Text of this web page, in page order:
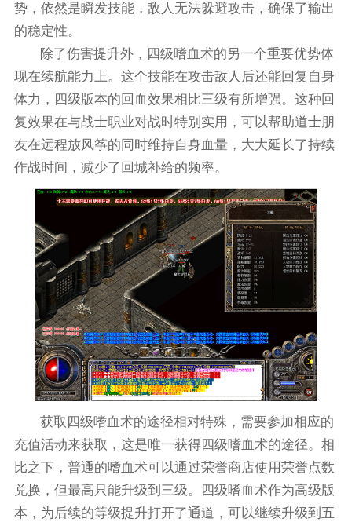
势，依然是瞬发技能，敌人无法躲避攻击，确保了输出
的稳定性。
除了伤害提升外，四级嗜血术的另一个重要优势体
现在续航能力上。这个技能在攻击敌人后还能回复自身
体力，四级版本的回血效果相比三级有所增强。这种回
复效果在与战士职业对战时特别实用，可以帮助道士朋
友在远程放风筝的同时维持自身血量，大大延长了持续
作战时间，减少了回城补给的频率。
获取四级嗜血术的途径相对特殊，需要参加相应的
充值活动来获取，这是唯一获得四级嗜血术的途径。相
比之下，普通的嗜血术可以通过荣誉商店使用荣誉点数
兑换，但最高只能升级到三级。四级嗜血术作为高级版
本，为后续的等级提升打开了通道，可以继续升级到五